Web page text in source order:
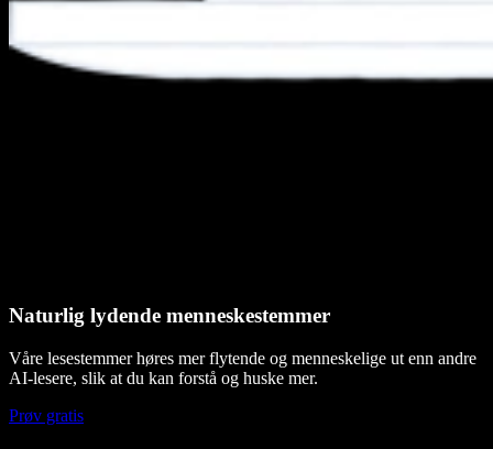
Naturlig lydende menneskestemmer
Våre lesestemmer høres mer flytende og menneskelige ut enn andre
AI-lesere, slik at du kan forstå og huske mer.
Prøv gratis